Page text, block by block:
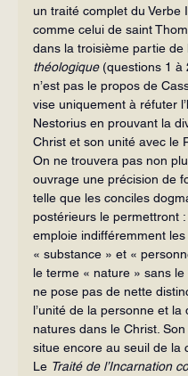
un traité complet du Verbe
comme celui de saint
dans la troisième partie de
théo­logique (questions 1 à
n’est pas le propos de
vise uniquement à réfuter
Nestorius en prouvant la
Christ et son unité avec le
On ne trouvera pas non
ouvrage une précision de
telle que les conciles
postérieurs le permettront :
emploie indiffé­remment
« substance » et «
le terme « nature » sans
ne pose pas de nette
l’unité de la personne et la
natures dans le Christ.
situe encore au seuil de la
Le Traité de l’Incarnation